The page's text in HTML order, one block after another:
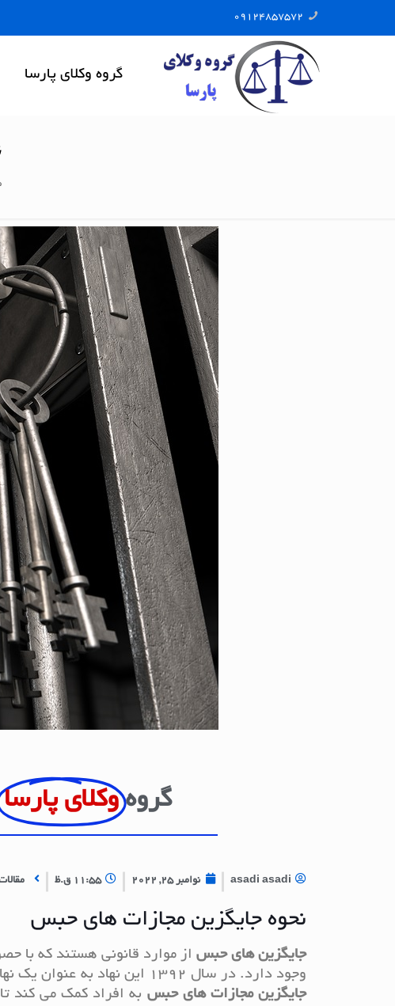
09124857572
گروه وکلای پارسا
گروه وکلای پارسا
asadi asadi نوامبر 25, 2022 11:55 ق.ظ
نحوه جایگزین مجازات های حبس
جایگزین های حبس از موارد قانونی هستند که با
وجود دارد. در سال 1392 این نهاد به عنوان یک نهاد نوپا در قانون مجازات اسلامی پایه گذاری شد. شناخت
جایگزین مجازات های حبس به افراد کمک می کند